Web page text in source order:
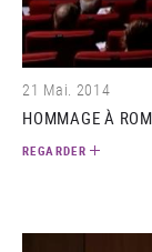
21 Mai. 2014
HOMMAGE À
REGARDER